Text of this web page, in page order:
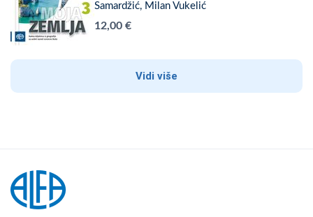
Samardžić, Milan Vukelić
12,00 €
Vidi više